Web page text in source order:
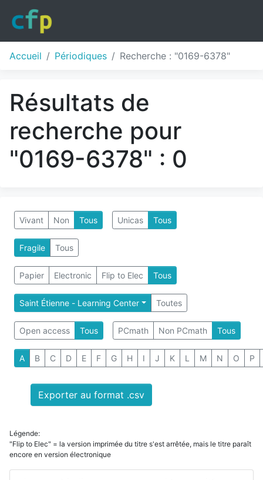
Accueil Périodiques Recherche : "0169-6378"
Résultats de
recherche pour
"0169-6378" : 0
Vivant Non Tous Unicas Tous
Fragile Tous
Papier Electronic Flip to Elec Tous
Saint Étienne - Learning Center Toutes
Open access Tous PCmath Non PCmath Tous
A B C D E F G H I J K L M N O P
Exporter au format .csv
Légende:
"Flip to Elec" = la version imprimée du titre s'est arrêtée, mais le titre paraît
encore en version électronique